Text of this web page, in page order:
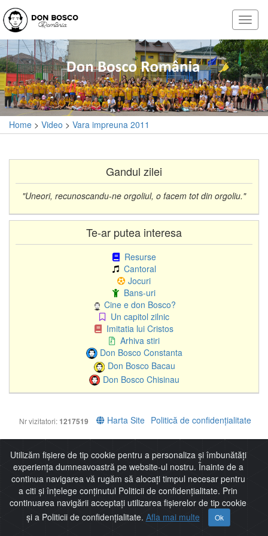
Home > Video > Vara impreuna 2011
Gandul zilei
"Uneori, recunoscandu-ne orgoliul, o facem tot din orgoliu."
Te-ar putea interesa
Resurse
Cantoral
Jocuri
Bans-uri
Cine e don Bosco?
Un capitol zilnic
Imitatia lui Cristos
Arhiva stiri
Don Bosco Constanta
Don Bosco Bacau
Don Bosco Chisinau
Nr vizitatori: 1217519 Harta Site Politică de confidențialitate
Utilizăm fișiere de tip cookie pentru a personaliza și îmbunătăți
experiența dumneavoastră pe website-ul nostru. Înainte de a
continua navigarea vă rugăm să alocați timpul necesar pentru
a citi și înțelege conținutul Politicii de confidențialitate. Prin
continuarea navigării acceptați utilizarea fișierelor de tip cookie
și a Politicii de confidențialitate. Afla mai multe Ok